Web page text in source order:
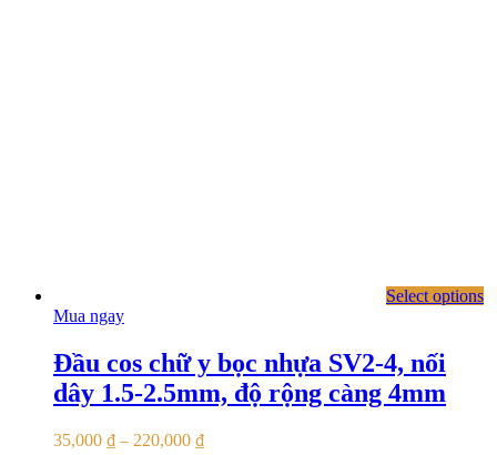
Select options
Mua ngay
Đầu cos chữ y bọc nhựa SV2-4, nối
dây 1.5-2.5mm, độ rộng càng 4mm
35,000 ₫ – 220,000 ₫